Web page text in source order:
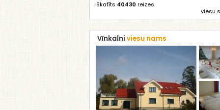
Skatīts 40430 reizes
viesu
Vīnkalni viesu nams